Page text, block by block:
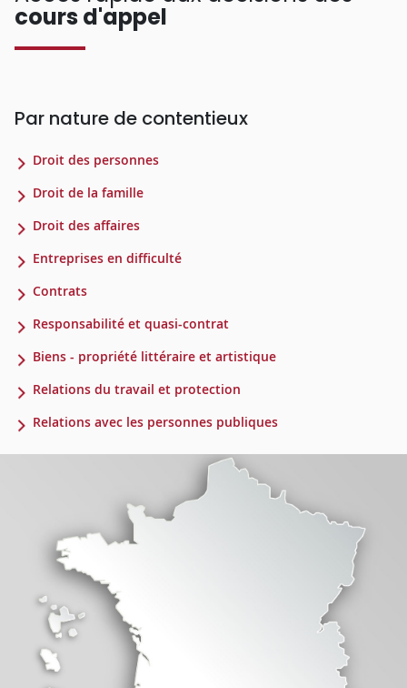
cours d'appel
Par nature de contentieux
Droit des personnes
Droit de la famille
Droit des affaires
Entreprises en difficulté
Contrats
Responsabilité et quasi-contrat
Biens - propriété littéraire et artistique
Relations du travail et protection
Relations avec les personnes publiques